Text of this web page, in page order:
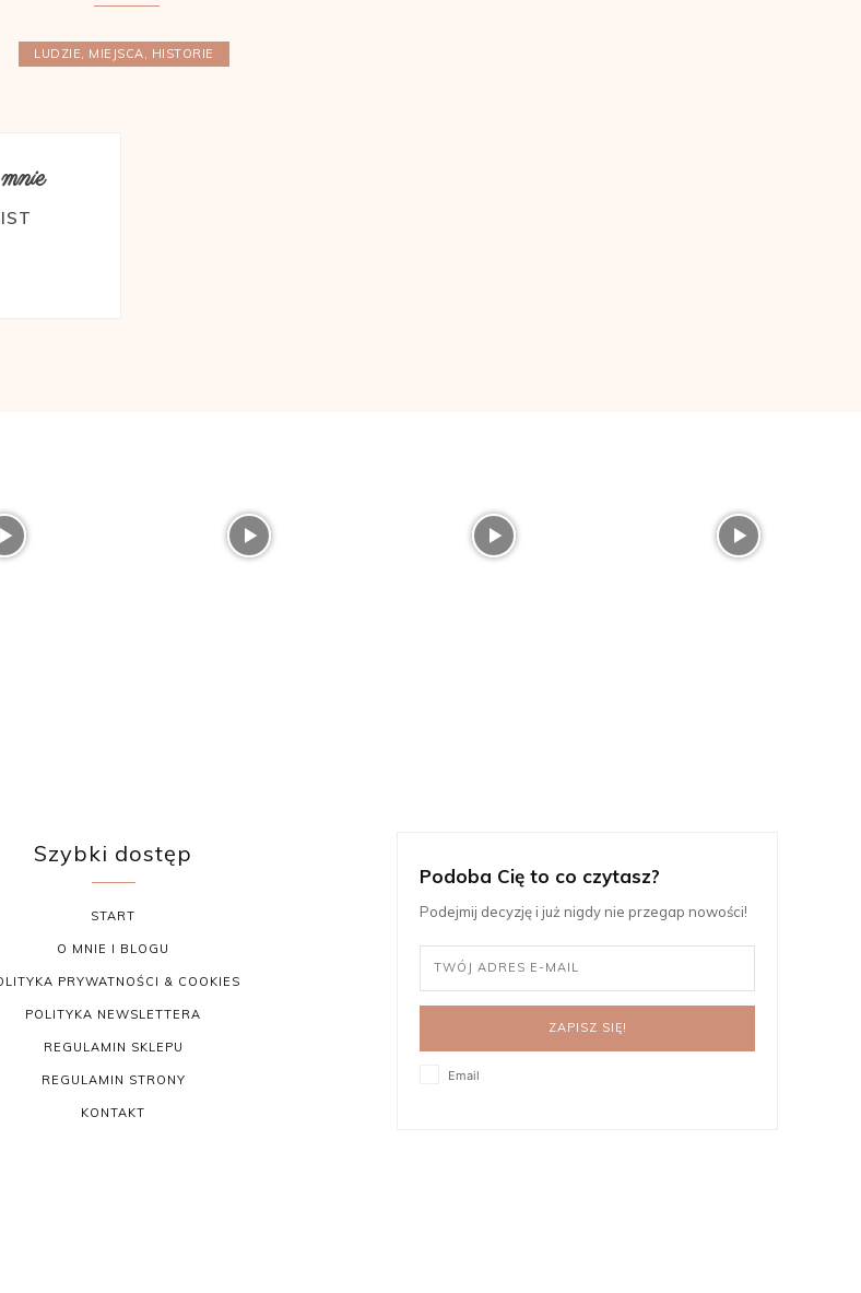
LUDZIE, MIEJSCA, HISTORIE
Szybki dostęp
START
O MNIE I BLOGU
PRYWATNOŚCI & COOKIES
POLITYKA NEWSLETTERA
REGULAMIN SKLEPU
REGULAMIN STRONY
KONTAKT
Podoba Cię to co czytasz?
Podejmij decyzję i już nigdy nie przegap nowości!
ZAPISZ SIĘ!
Email